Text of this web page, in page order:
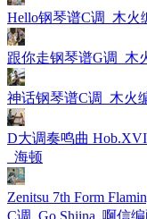
Hello钢琴谱C调_木火
跟你走钢琴谱G调_木
神话钢琴谱C调_木火
D大调奏鸣曲
_海顿
Zenitsu 7th Form
C调_Go Shiina_啊信